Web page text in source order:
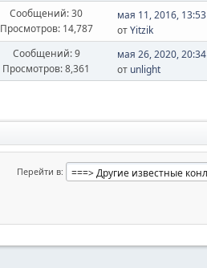
Сообщений: 30
Просмотров: 14,787
мая 11, 2016, 13:53
отYitzik
Сообщений: 9
Просмотров: 8,361
мая 26, 2020, 20:34
от unlight
Перейти в